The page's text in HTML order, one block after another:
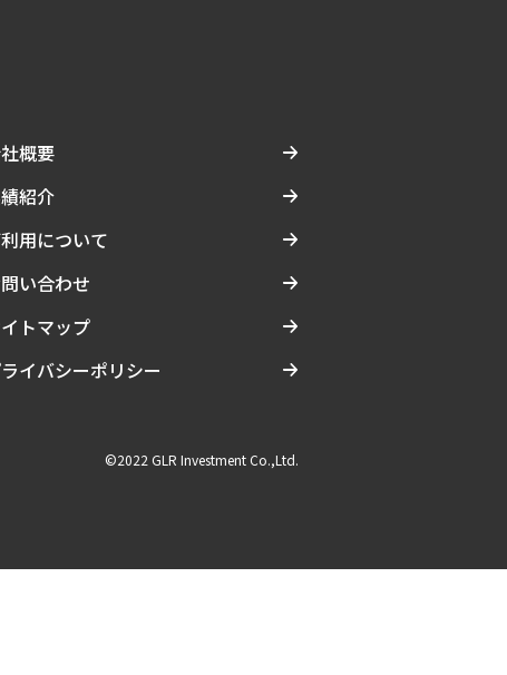
概要
紹介
用について
い合わせ
トマップ
イバシーポリシー
©2022 GLR Investment Co.,Ltd.